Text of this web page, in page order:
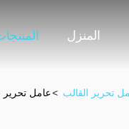
المنزل
تحرير القالب >عامل تحرير